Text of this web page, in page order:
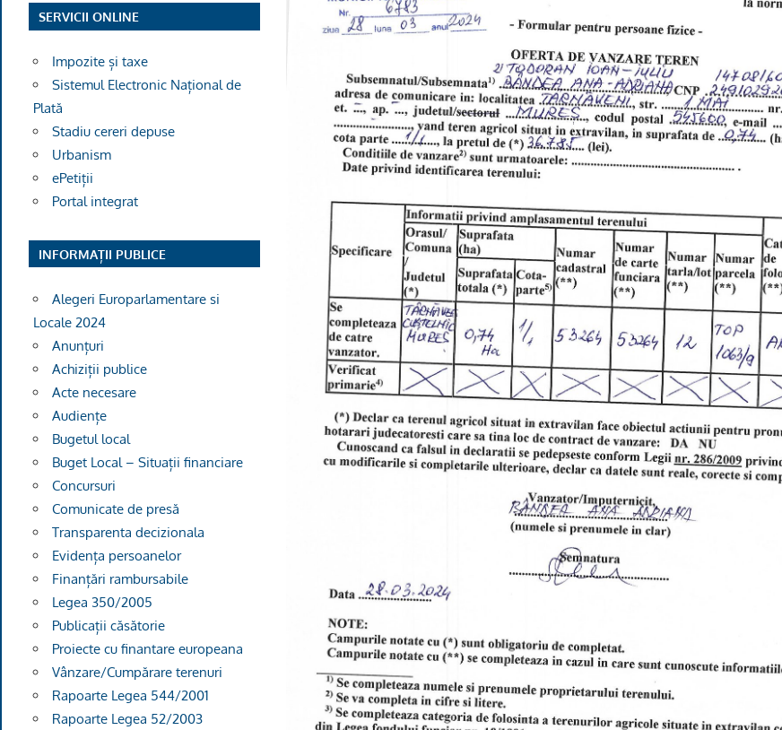
SERVICII ONLINE
Impozite și taxe
Sistemul Electronic Național de
Plată
Stadiu cereri depuse
Urbanism
ePetiții
Portal integrat
INFORMAȚII PUBLICE
Alegeri Europarlamentare si
Locale 2024
Anunțuri
Achiziții publice
Acte necesare
Audiențe
Bugetul local
Buget Local – Situații financiare
Concursuri
Comunicate de presă
Transparenta decizionala
Evidența persoanelor
Finanțări rambursabile
Legea 350/2005
Publicații căsătorie
Proiecte cu finantare europeana
Vânzare/Cumpărare terenuri
Rapoarte Legea 544/2001
Rapoarte Legea 52/2003